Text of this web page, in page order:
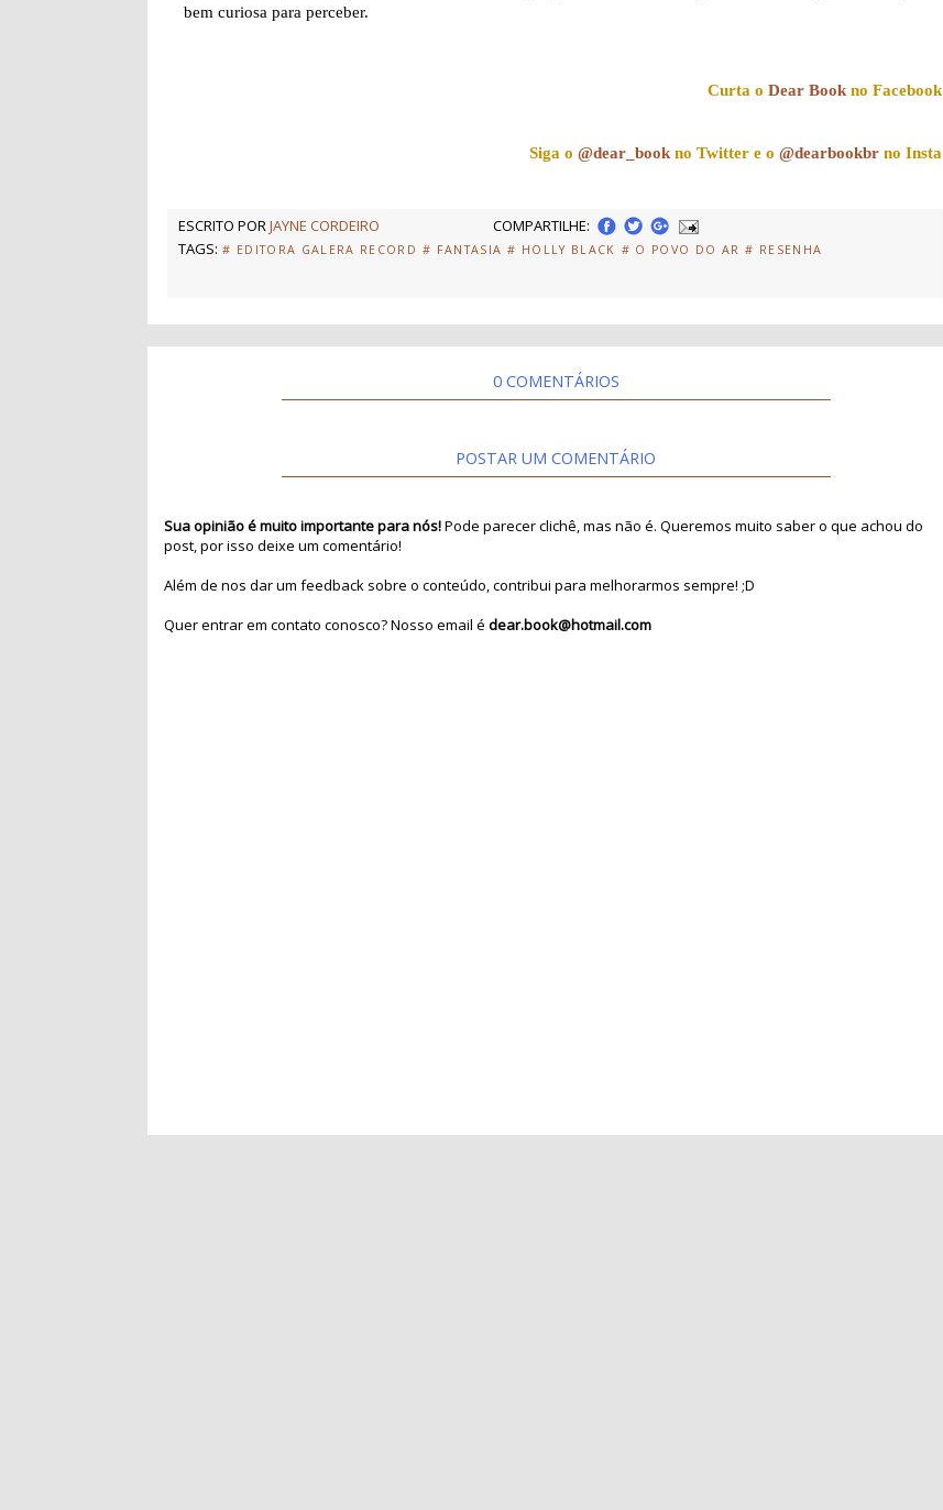
bem curiosa para perceber.
Curta oDear Book no Facebook
Siga o@dear_book no Twitter e o@dearbookbr no Insta
ESCRITO PORJAYNE CORDEIRO
COMPARTILHE:
TAGS: # EDITORA GALERA RECORD # FANTASIA # HOLLY BLACK # O POVO DO AR # RESENHA
0 COMENTÁRIOS
POSTAR UM COMENTÁRIO
Sua opinião é muito importante para nós!Pode parecer clichê, mas não é. Queremos muito saber o que achou do
post, por isso deixe um comentário!
Além de nos dar um feedback sobre o conteúdo, contribui para melhorarmos sempre! ;D
Quer entrar em contato conosco? Nosso email édear.book@hotmail.com